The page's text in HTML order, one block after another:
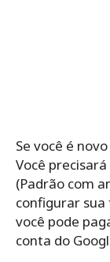
Se você é
Você
(Padrão com
configurar
você pode
conta do